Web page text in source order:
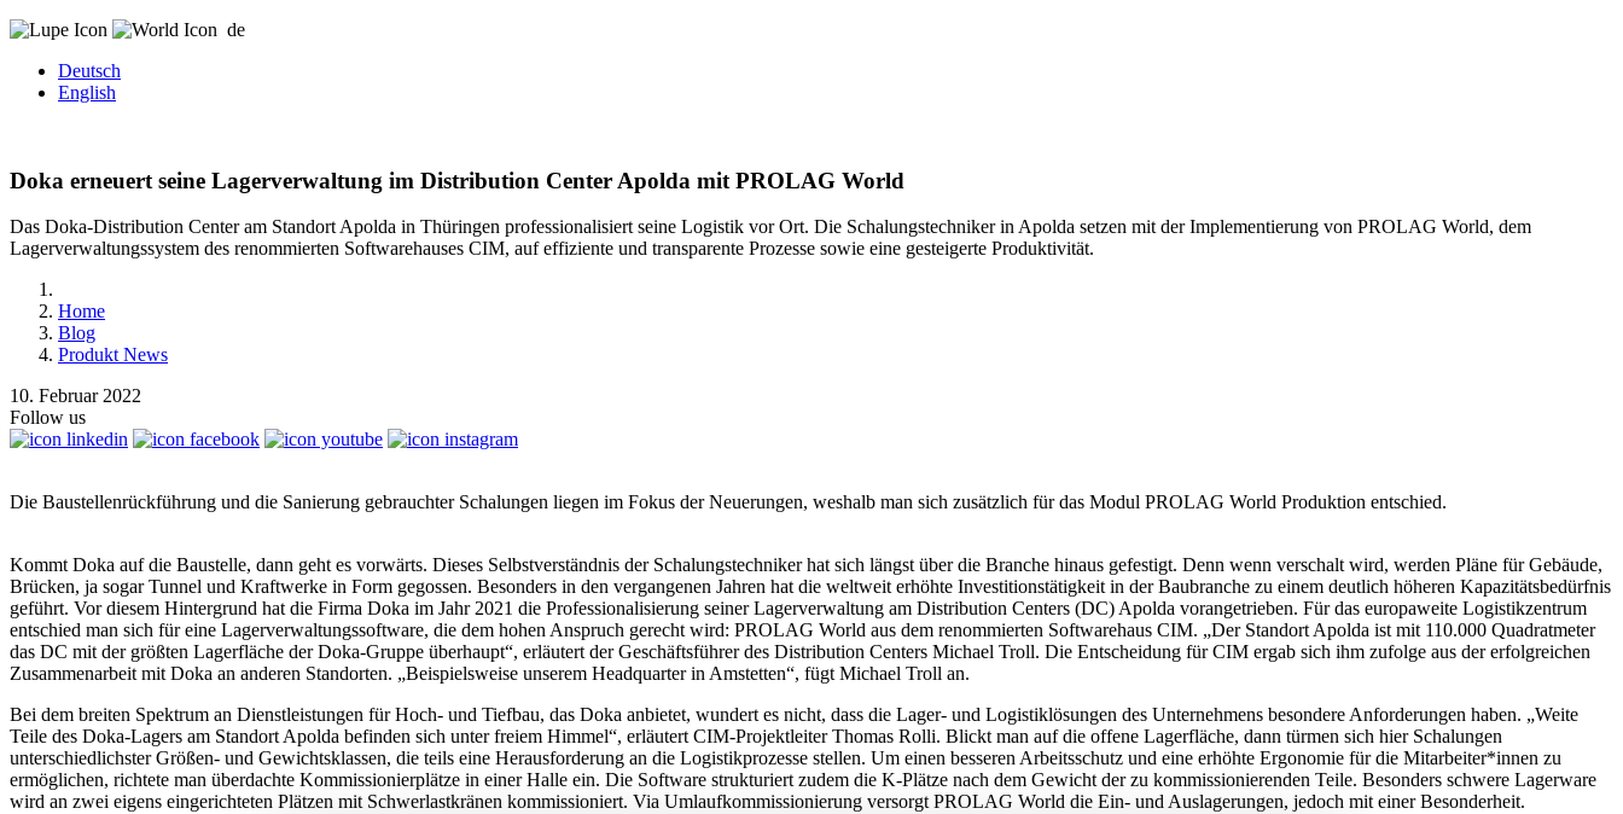
de
Deutsch
English
Doka erneuert seine Lagerverwaltung im Distribution Center Apolda mit PROLAG World
Das Doka-Distribution Center am Standort Apolda in Thüringen professionalisiert seine Logistik vor Ort. Die Schalungstechniker in Apolda setzen mit der Implementierung von PROLAG World, dem
Lagerverwaltungssystem des renommierten Softwarehauses CIM, auf effiziente und transparente Prozesse sowie eine gesteigerte Produktivität.
Home
Blog
Produkt News
10. Februar 2022
Follow us
Die Baustellenrückführung und die Sanierung gebrauchter Schalungen liegen im Fokus der Neuerungen, weshalb man sich zusätzlich für das Modul PROLAG World Produktion entschied.
Kommt Doka auf die Baustelle, dann geht es vorwärts. Dieses Selbstverständnis der Schalungstechniker hat sich längst über die Branche hinaus gefestigt. Denn wenn verschalt wird, werden Pläne für Gebäude,
Brücken, ja sogar Tunnel und Kraftwerke in Form gegossen. Besonders in den vergangenen Jahren hat die weltweit erhöhte Investitionstätigkeit in der Baubranche zu einem deutlich höheren Kapazitätsbedürfnis
geführt. Vor diesem Hintergrund hat die Firma Doka im Jahr 2021 die Professionalisierung seiner Lagerverwaltung am Distribution Centers (DC) Apolda vorangetrieben. Für das europaweite Logistikzentrum
entschied man sich für eine Lagerverwaltungssoftware, die dem hohen Anspruch gerecht wird: PROLAG World aus dem renommierten Softwarehaus CIM. „Der Standort Apolda ist mit 110.000 Quadratmeter
das DC mit der größten Lagerfläche der Doka-Gruppe überhaupt“, erläutert der Geschäftsführer des Distribution Centers Michael Troll. Die Entscheidung für CIM ergab sich ihm zufolge aus der erfolgreichen
Zusammenarbeit mit Doka an anderen Standorten. „Beispielsweise unserem Headquarter in Amstetten“, fügt Michael Troll an.
Bei dem breiten Spektrum an Dienstleistungen für Hoch- und Tiefbau, das Doka anbietet, wundert es nicht, dass die Lager- und Logistiklösungen des Unternehmens besondere Anforderungen haben. „Weite
Teile des Doka-Lagers am Standort Apolda befinden sich unter freiem Himmel“, erläutert CIM-Projektleiter Thomas Rolli. Blickt man auf die offene Lagerfläche, dann türmen sich hier Schalungen
unterschiedlichster Größen- und Gewichtsklassen, die teils eine Herausforderung an die Logistikprozesse stellen. Um einen besseren Arbeitsschutz und eine erhöhte Ergonomie für die Mitarbeiter*innen zu
ermöglichen, richtete man überdachte Kommissionierplätze in einer Halle ein. Die Software strukturiert zudem die K-Plätze nach dem Gewicht der zu kommissionierenden Teile. Besonders schwere Lagerware
wird an zwei eigens eingerichteten Plätzen mit Schwerlastkränen kommissioniert. Via Umlaufkommissionierung versorgt PROLAG World die Ein- und Auslagerungen, jedoch mit einer Besonderheit.